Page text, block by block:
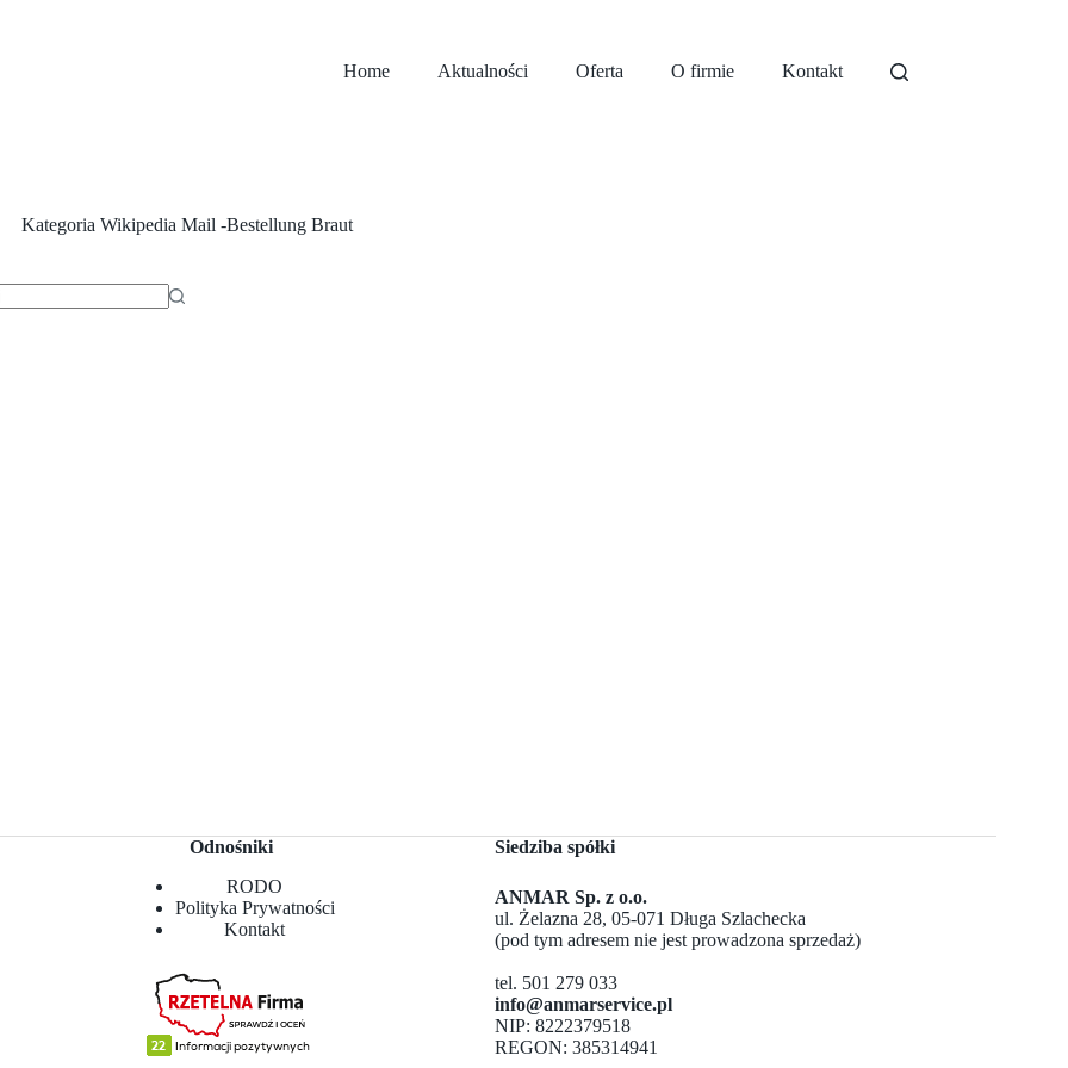
Home
Aktualności Oferta O firmie Kontakt
Kategoria Wikipedia Mail -Bestellung Braut
Odnośniki
RODO
Polityka Prywatności
Kontakt
Siedziba spółki
ANMAR Sp. z o.o.
ul. Żelazna 28, 05-071 Długa Szlachecka
(pod tym adresem nie jest prowadzona sprzedaż)
tel. 501 279 033
info@anmarservice.pl
NIP: 8222379518
REGON: 385314941